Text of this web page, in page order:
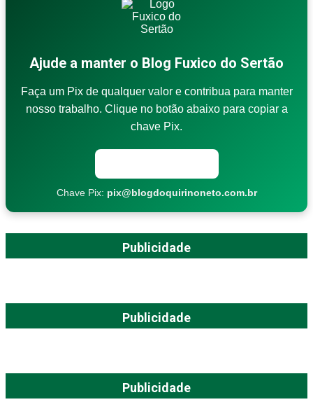
Ajude a manter o Blog Fuxico do Sertão
Faça um Pix de qualquer valor e contribua para manter
nosso trabalho. Clique no botão abaixo para copiar a
chave Pix.
Chave Pix: pix@blogdoquirinoneto.com.br
Publicidade
Publicidade
Publicidade